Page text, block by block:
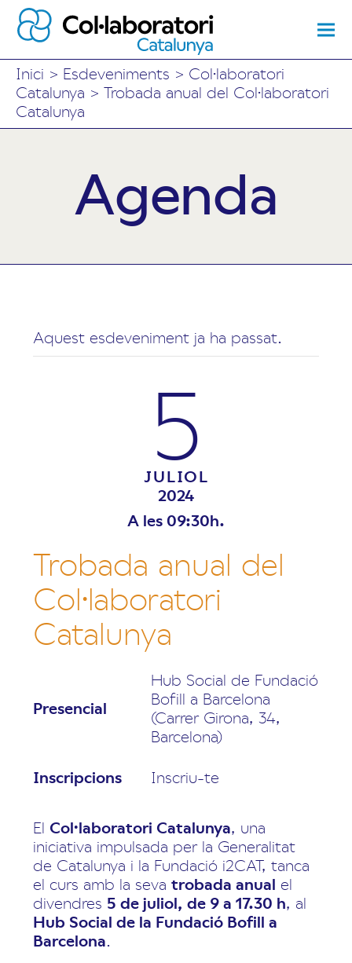
Inici > Esdeveniments > Col·laboratori
Catalunya > Trobada anual del Col·laboratori
Catalunya
Agenda
Aquest esdeveniment ja ha passat.
5
JULIOL
2024
A les 09:30h.
Trobada anual del
Col·laboratori
Catalunya
Presencial
Hub Social de Fundació
Bofill a Barcelona
(Carrer Girona, 34,
Barcelona)
Inscripcions Inscriu-te
El Col·laboratori Catalunya, una
iniciativa impulsada per la Generalitat
de Catalunya i la Fundació i2CAT, tanca
el curs amb la sevatrobada anual el
divendres 5 de juliol, de 9 a 17.30 h, al
Hub Social de la Fundació Bofill a
Barcelona.